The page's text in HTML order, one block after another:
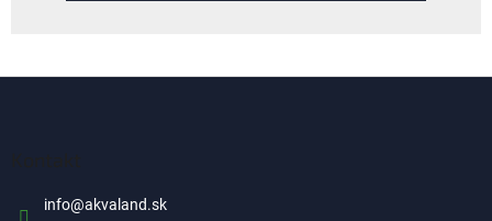
info@akvaland.sk